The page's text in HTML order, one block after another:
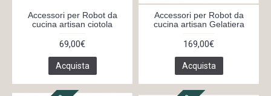
Accessori per Robot da
cucina artisan ciotola
69,00€
Acquista
Accessori per Robot da
cucina artisan Gelatiera
169,00€
Acquista